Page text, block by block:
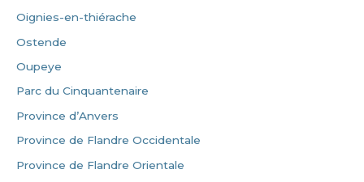
Oignies-en-thiérache
Ostende
Oupeye
Parc du Cinquantenaire
Province d’Anvers
Province de Flandre Occidentale
Province de Flandre Orientale